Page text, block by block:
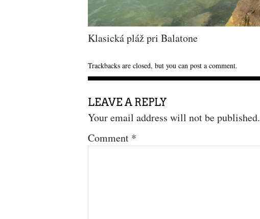
Klasická pláž pri Balatone
Trackbacks are closed, but you can post a comment.
LEAVE A REPLY
Your email address will not be published.
Comment *